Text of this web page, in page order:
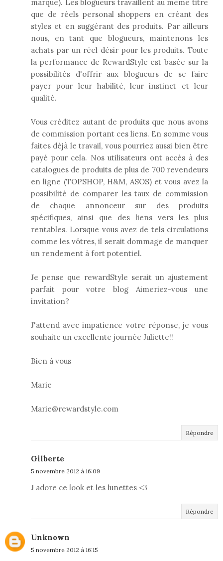
marque). Les blogueurs travaillent au même titre
que de réels personal shoppers en créant des
styles et en suggérant des produits. Par ailleurs
nous, en tant que blogueurs, maintenons les
achats par un réel désir pour les produits. Toute
la performance de RewardStyle est basée sur la
possibilités d'offrir aux blogueurs de se faire
payer pour leur habilité, leur instinct et leur
qualité.
Vous créditez autant de produits que nous avons
de commission portant ces liens. En somme vous
faites déjà le travail, vous pourriez aussi bien être
payé pour cela. Nos utilisateurs ont accès à des
catalogues de produits de plus de 700 revendeurs
en ligne (TOPSHOP, H&M, ASOS) et vous avez la
possibilité de comparer les taux de commission
de chaque annonceur sur des produits
spécifiques, ainsi que des liens vers les plus
rentables. Lorsque vous avez de tels circulations
comme les vôtres, il serait dommage de manquer
un rendement à fort potentiel.
Je pense que rewardStyle serait un ajustement
parfait pour votre blog Aimeriez-vous une
invitation?
J'attend avec impatience votre réponse, je vous
souhaite un excellente journée Juliette!!
Bien à vous
Marie
Marie@rewardstyle.com
Répondre
Gilberte
5 novembre 2012 à 16:09
J adore ce look et les lunettes <3
Répondre
Unknown
5 novembre 2012 à 16:15